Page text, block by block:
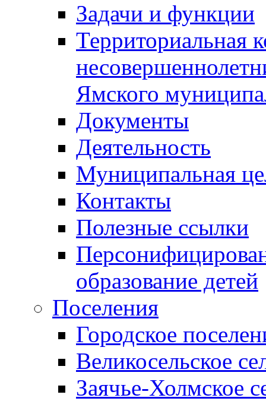
Задачи и функции
Территориальная
Ямского
Документы
Деятельность
Муниципальная
Контакты
Полезные ссылки
образование детей
Поселения
Городское
Великосельское
Заячье-Холмское